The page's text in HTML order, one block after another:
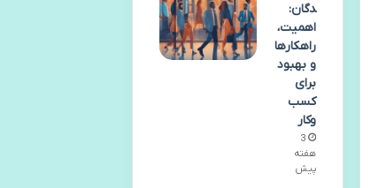
دگان:
اهمیت،
راهکارها
و بهبود
برای
کسب
وکار
3
هفته
پیش